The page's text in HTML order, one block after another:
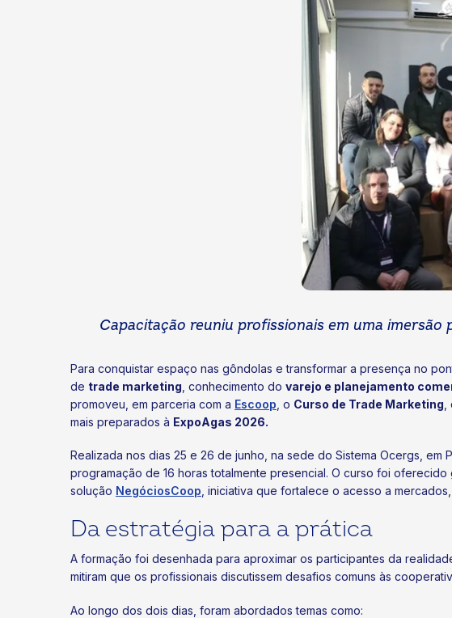
Capacitação reuniu profissionais em uma
Para conquistar espaço nas gôndolas e transformar a presença no
de trade marketing , conhecimento do varejo e planejamento
promoveu, em parceria com a Escoop , o Curso de Trade Marketing
mais preparados à ExpoAgas 2026.
Realizada nos dias 25 e 26 de junho, na sede do Sistema Ocergs,
programação de 16 horas totalmente presencial. O curso foi
solução NegóciosCoop , iniciativa que fortalece o acesso a
Da estratégia para a prática
A formação foi desenhada para aproximar os participantes da
mitiram que os profissionais discutissem desafios comuns às
Ao longo dos dois dias, foram abordados temas como: